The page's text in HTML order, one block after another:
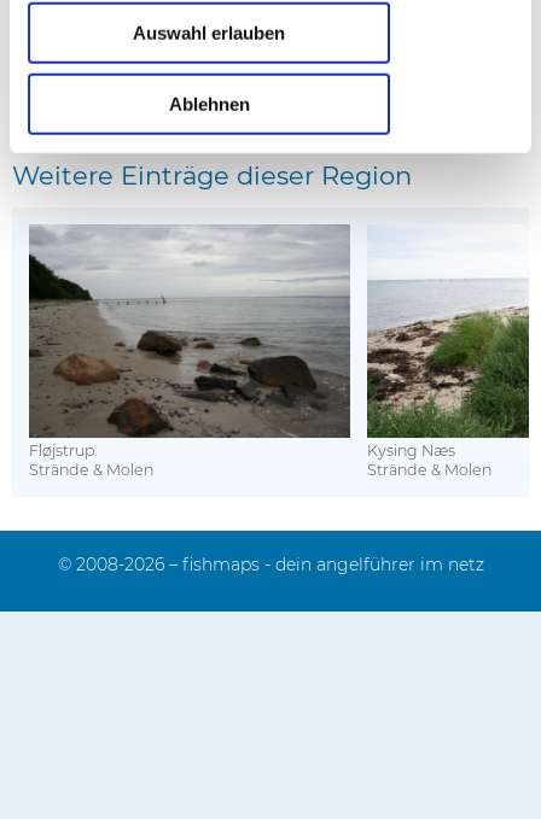
Auswahl erlauben
Ablehnen
anzeige
Kartenansicht
Weitere Einträge dieser Region
Fløjstrup
Strände & Molen
Kysing Næs
Strände & Molen
© 2008-2026 – fishmaps - dein angelführer im netz